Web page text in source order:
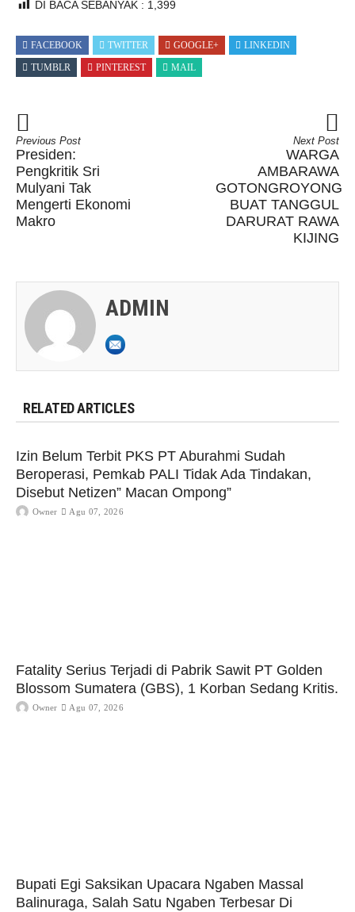
DI BACA SEBANYAK : 1,399
FACEBOOK TWITTER GOOGLE+
LINKEDIN
TUMBLR
PINTEREST MAIL
Previous Post
Presiden:
Pengkritik Sri
Mulyani Tak
Mengerti Ekonomi
Makro
Next Post
WARGA
AMBARAWA
GOTONGROYONG
BUAT TANGGUL
DARURAT RAWA
KIJING
ADMIN
RELATED ARTICLES
Izin Belum Terbit PKS PT Aburahmi Sudah
Beroperasi, Pemkab PALI Tidak Ada Tindakan,
Disebut Netizen” Macan Ompong”
Owner Agu 07, 2026
Fatality Serius Terjadi di Pabrik Sawit PT Golden
Blossom Sumatera (GBS), 1 Korban Sedang Kritis.
Owner Agu 07, 2026
Bupati Egi Saksikan Upacara Ngaben Massal
Balinuraga, Salah Satu Ngaben Terbesar Di